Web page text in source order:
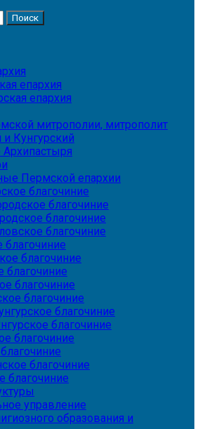
епархия
епархия
митрополии, митрополит
Кунгурский
Пермской епархии
благочиние
благочиние
благочиние
благочиние
благочиние
благочиние
благочиние
благочиние
благочиние
благочиние
благочиние
благочиние
благочиние
благочиние
управление
образования и